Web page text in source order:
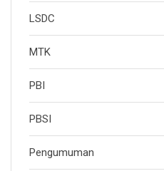
LSDC
MTK
PBI
PBSI
Pengumuman